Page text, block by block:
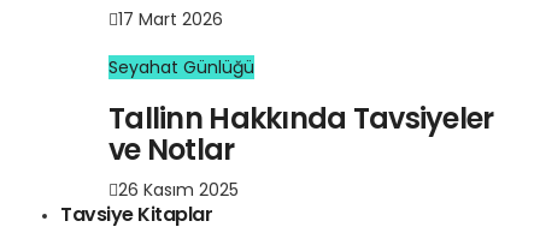
17 Mart 2026
Seyahat Günlüğü
Tallinn Hakkında Tavsiyeler
ve Notlar
26 Kasım 2025
Tavsiye Kitaplar